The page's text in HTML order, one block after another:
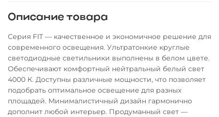
Описание товара
Серия FIT — качественное и экономичное решение для
современного освещения. Ультратонкие круглые
светодиодные светильники выполнены в белом цвете.
Обеспечивают комфортный нейтральный белый свет
4000 К. Доступны различные мощности, что позволяет
подобрать оптимальное освещение для разных
площадей. Минималистичный дизайн гармонично
дополнит любой интерьер. Продуманный свет —